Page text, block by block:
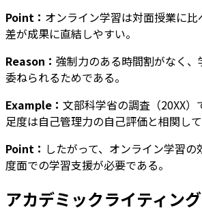
Point： オンライン学習は対面授業に
差が成果に直結しやすい。
Reason： 強制力のある時間割がなく
委ねられるためである。
Example： 文部科学省の調査（20XX
足度は自己管理力の自己評価と相関して
Point： したがって、オンライン学習
度面での学習支援が必要である。
アカデミックライティン